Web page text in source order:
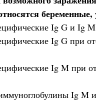
Ig G и Ig
Ig G при
Ig M при
Ig M